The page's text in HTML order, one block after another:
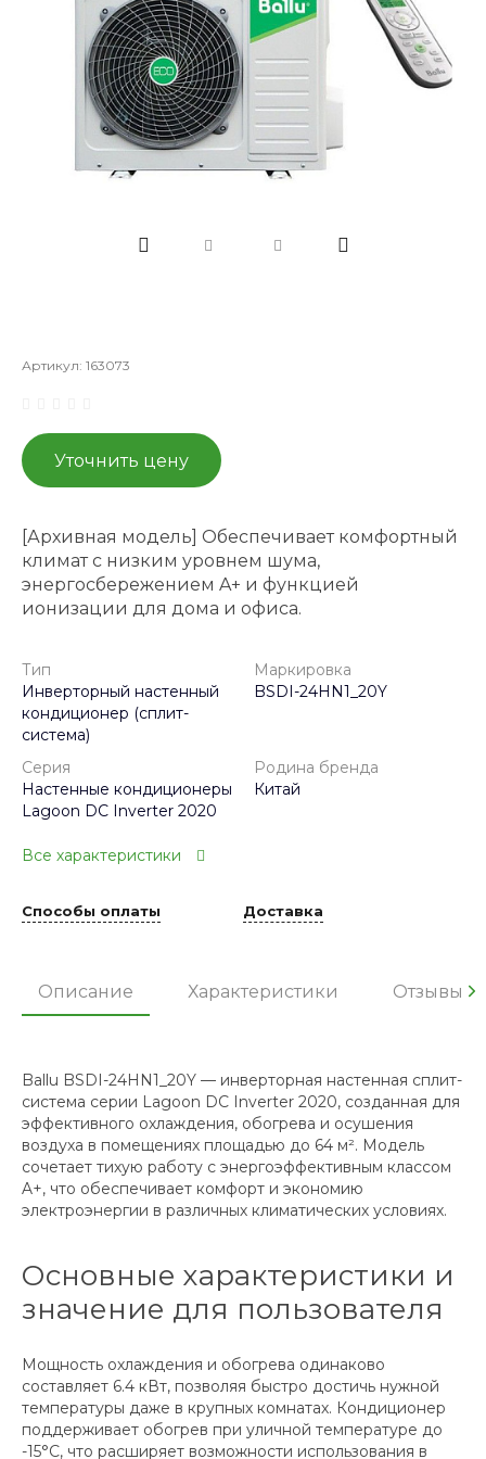
Артикул: 163073
Уточнить цену
[Архивная модель] Обеспечивает комфортный
климат с низким уровнем шума,
энергосбережением A+ и функцией
ионизации для дома и офиса.
Тип
Инверторный настенный
кондиционер (сплит-
система)
Маркировка
BSDI-24HN1_20Y
Серия
Настенные кондиционеры
Lagoon DC Inverter 2020
Родина бренда
Китай
Все характеристики
Способы оплаты Доставка
Описание Характеристики Отзывы
Ballu BSDI-24HN1_20Y — инверторная настенная сплит-
система серии Lagoon DC Inverter 2020, созданная для
эффективного охлаждения, обогрева и осушения
воздуха в помещениях площадью до 64 м². Модель
сочетает тихую работу с энергоэффективным классом
A+, что обеспечивает комфорт и экономию
электроэнергии в различных климатических условиях.
Основные характеристики и
значение для пользователя
Мощность охлаждения и обогрева одинаково
составляет 6.4 кВт, позволяя быстро достичь нужной
температуры даже в крупных комнатах. Кондиционер
поддерживает обогрев при уличной температуре до
-15°C, что расширяет возможности использования в